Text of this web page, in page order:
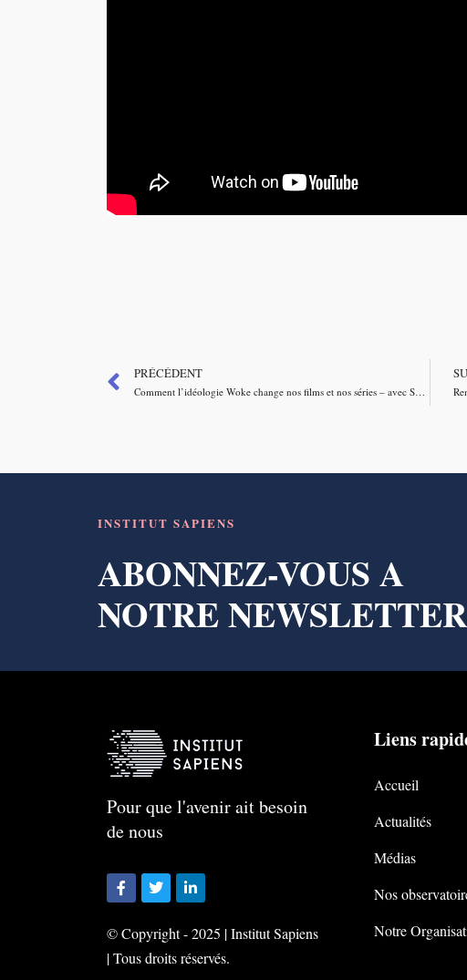
PRÉCÉDENT
Comment l’idéologie Woke change nos films et nos séries – avec Samuel Fitoussi
INSTITUT SAPIENS
ABONNEZ-VOUS A
NOTRE NEWSLETTER
Pour que l'avenir ait besoin
de nous
© Copyright - 2025 | Institut Sapiens
| Tous droits réservés.
Liens
Accueil
Actualités
Médias
Nos
Notre